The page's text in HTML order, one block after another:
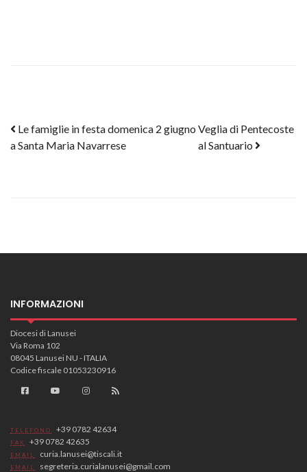
Post navigation
Le famiglie in festa domenica 2 giugno
a Santa Maria Navarrese
Veglia di Pentecoste
al Santuario
INFORMAZIONI
Diocesi di Lanusei
Via Roma 102
08045 Lanusei NU - ITALIA
Codice fiscale 01053230916
TELEFONO +39 0782 42634
FAX +39 0782 42635
EMAIL curia.lanusei@tiscali.it
EMAIL segreteria.curialanusei@gmail.com